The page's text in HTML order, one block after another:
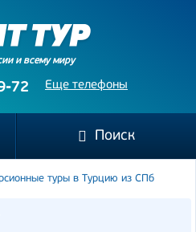
и всему миру
Еще телефоны
72
Поиск
туры в Турцию из СПб